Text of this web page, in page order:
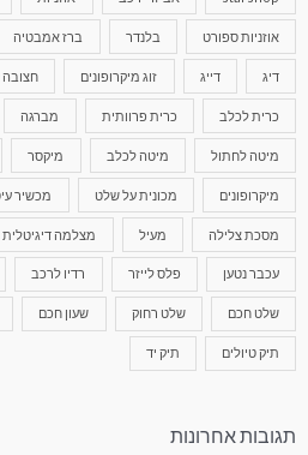
אוזניות ספורט בלנדר ברז אמבטיה
דיג דייג זוג מיקרופונים חצובה
כרית לכלב כרית פרוותית מברגה
מיטה לחתול מיטה לכלב מיקסר
מיקרופונים מכונית על שלט מכשיר
מסכת צלילה מעיל מצלמה דיגיטלית
עכבר נטען פלס לייזר רדיו לרכב
שלט חכם שלט רחוק שעון חכם
תיק טיולים תיק יד
תגובות אחרונות